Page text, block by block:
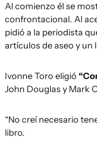
Al comienzo él se
confrontacional. Al
pidió a la periodista
artículos de aseo y un
Ivonne Toro eligió
John Douglas y Mark
“No creí necesario
libro.